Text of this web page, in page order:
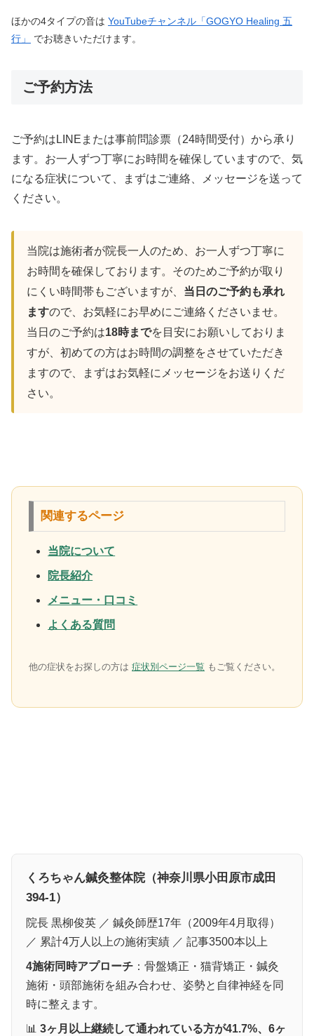
ほかの4タイプの音は YouTubeチャンネル「GOGYO Healing 五
行」
でお聴きいただけます。
ご予約方法
ご予約はLINEまたは事前問診票（24時間受付）から承り
ます。お一人ずつ丁寧にお時間を確保していますので、気
になる症状について、まずはご連絡、メッセージを送って
ください。
当院は施術者が院長一人のため、お一人ずつ丁寧に
お時間を確保しております。そのためご予約が取り
にくい時間帯もございますが、 当日のご予約も承れ
ますので、お気軽にお早めにご連絡くださいませ。
当日のご予約は18時までを目安にお願いしておりま
すが、初めての方はお時間の調整をさせていただき
ますので、まずはお気軽にメッセージをお送りくだ
さい。
関連するページ
当院について
院長紹介
メニュー・口コミ
よくある質問
他の症状をお探しの方は 症状別ページ一覧 もご覧ください。
くろちゃん鍼灸整体院（神奈川県小田原市成田
394-1）
院長 黒柳俊英 ／ 鍼灸師歴17年（2009年4月取得）
／ 累計4万人以上の施術実績 ／ 記事3500本以上
4施術同時アプローチ ：骨盤矯正・猫背矯正・鍼灸
施術・頭部施術を組み合わせ、姿勢と自律神経を同
時に整えます。
📊 3ヶ月以上継続して通われている方が41.7%、6ヶ